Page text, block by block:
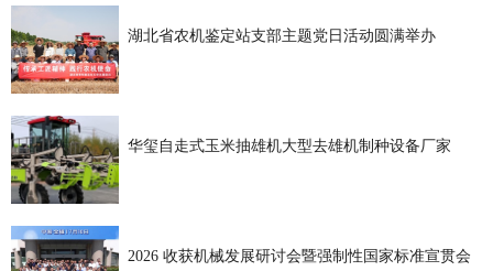
湖北省农机鉴定站支部主题党日活动圆满举办
华玺自走式玉米抽雄机大型去雄机制种设备厂家
2026 收获机械发展研讨会暨强制性国家标准宣贯会